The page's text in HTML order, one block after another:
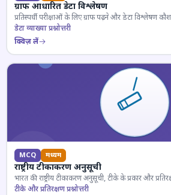
ग्राफ आधारित डेटा विश्लेषण
प्रतिस्पर्धी परीक्षाओं के लिए ग्राफ पढ़ने और डेटा विश्लेषण
डेटा व्याख्या प्रश्नोत्तरी
क्विज़ लें
MCQ मध्यम
राष्ट्रीय टीकाकरण अनुसूची
भारत की राष्ट्रीय टीकाकरण अनुसूची, टीके के प्रकार और
टीके और प्रतिरक्षण प्रश्नोत्तरी